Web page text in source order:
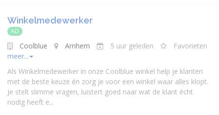
Winkelmedewerker
AD
Coolblue Arnhem 5 uur geleden
Favorieten
meer...
Als Winkelmedewerker in onze Coolblue winkel help je klanten
met de beste keuze én zorg je voor een winkel waar alles klopt.
Je stelt slimme vragen, luistert goed naar wat de klant écht
nodig heeft e...